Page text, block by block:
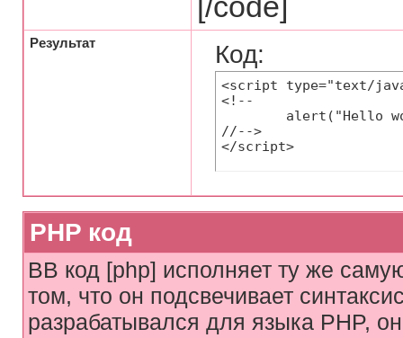
Результат Код:
<script type="text/
<!--
//-->
</script>
PHP код
BB код [php] исполняет ту же
том, что он подсвечивает
разрабатывался для языка PHP,